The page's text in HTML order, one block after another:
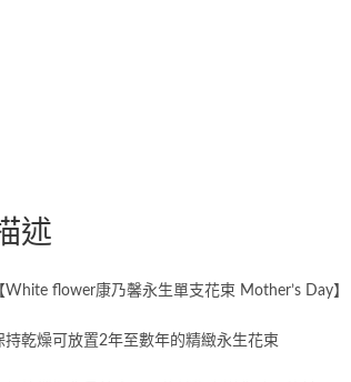
述
White flower康乃馨永生單支花束 Mother’s Day】
持乾燥可放置2年至數年的精緻永生花束